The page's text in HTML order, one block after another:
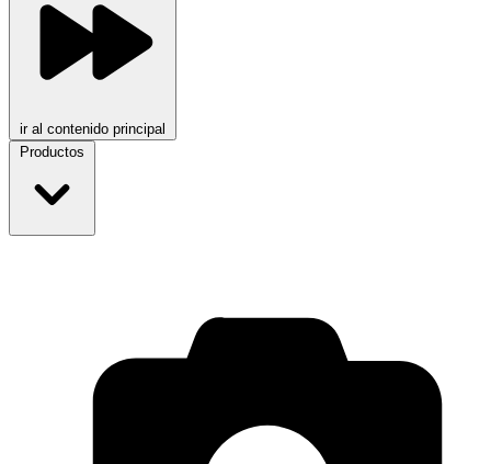
ir al contenido principal
Productos